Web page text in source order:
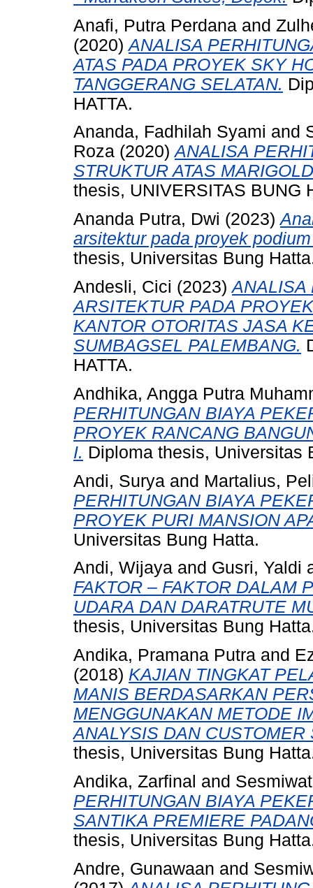
Anafi, Putra Perdana and
(2020)ANALISA
ATAS PADA PROYEK SKY
TANGGERANG SELATAN.
HATTA.
Ananda, Fadhilah Syami and
Roza (2020)ANALISA
STRUKTUR ATAS
thesis, UNIVERSITAS BUNG
Ananda Putra, Dwi (2023)
arsitektur pada proyek
thesis, Universitas Bung
Andesli, Cici (2023)ANALISA
ARSITEKTUR PADA
KANTOR OTORITAS JASA
SUMBAGSEL PALEMBANG.
HATTA.
Andhika, Angga Putra
PERHITUNGAN BIAYA
PROYEK RANCANG
I. Diploma thesis, Universitas
Andi, Surya and Martalius,
PERHITUNGAN BIAYA
PROYEK PURI MANSION
Universitas Bung Hatta.
Andi, Wijaya and Gusri, Yaldi
FAKTOR – FAKTOR DALAM
UDARA DAN DARATRUTE
thesis, Universitas Bung
Andika, Pramana Putra and
(2018) KAJIAN TINGKAT
MANIS BERDASARKAN
MENGGUNAKAN METODE
ANALYSIS DAN CUSTOMER
thesis, Universitas Bung
Andika, Zarfinal and
PERHITUNGAN BIAYA
SANTIKA PREMIERE
thesis, Universitas Bung
Andre, Gunawaan and